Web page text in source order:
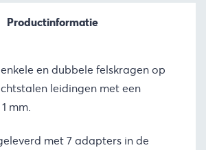
Productinformatie
en dubbele felskragen op
leidingen met een
mm.
met 7 adapters in de